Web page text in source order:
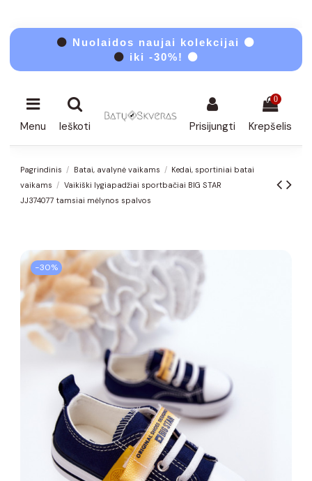
⚫ Nuolaidos naujai kolekcijai ⚫
⚫ iki -30%! ⚫
Menu Ieškoti Prisijungti
0
Krepšelis
Pagrindinis Batai, avalynė vaikams
Kedai, sportiniai batai
vaikams
Vaikiški lygiapadžiai sportbačiai BIG STAR
JJ374077 tamsiai mėlynos spalvos
−30%